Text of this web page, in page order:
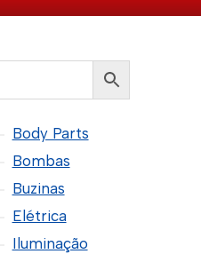
Body Parts
Bombas
Buzinas
Elétrica
Iluminação